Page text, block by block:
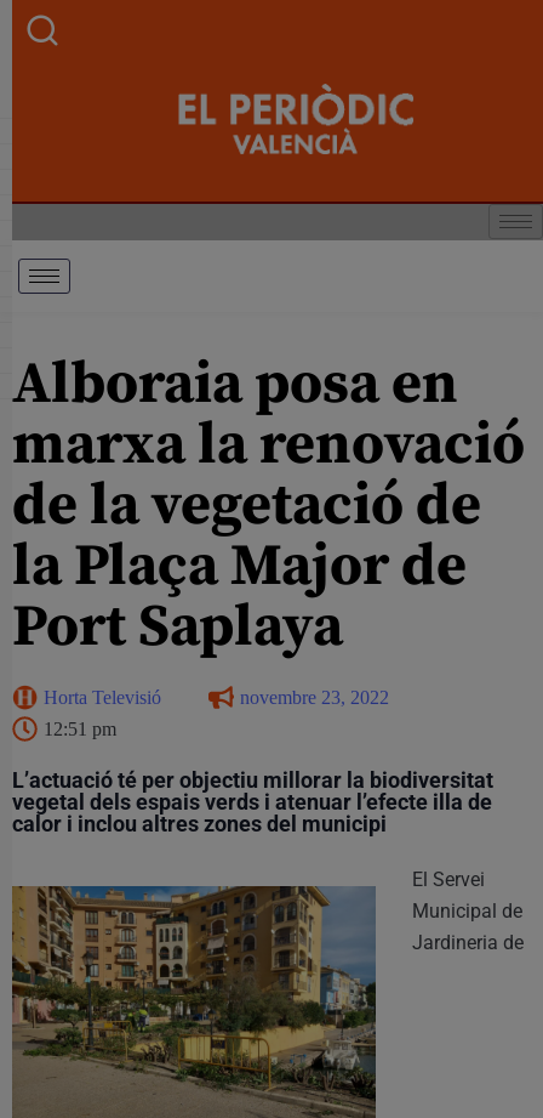
Alboraia posa en
marxa la renovació
de la vegetació de
la Plaça Major de
Port Saplaya
Horta Televisió
novembre 23, 2022
12:51 pm
L’actuació té per objectiu millorar la biodiversitat
vegetal dels espais verds i atenuar l’efecte illa de
calor i inclou altres zones del municipi
El Servei
Municipal de
Jardineria de